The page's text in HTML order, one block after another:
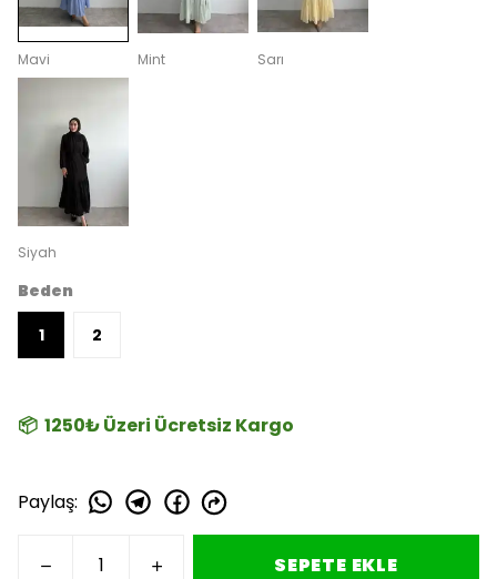
Mavi Mint Sarı
Siyah
Beden
1
2
📦 1250₺ Üzeri Ücretsiz Kargo
Paylaş:
SEPETE EKLE